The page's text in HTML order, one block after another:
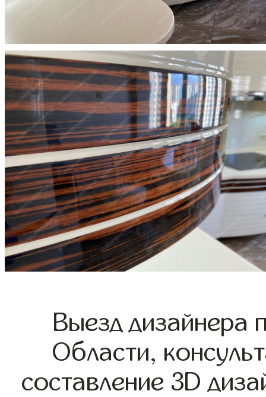
Выезд дизайнера
Области,
составление 3D